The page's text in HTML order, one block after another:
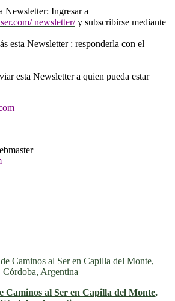
Newsletter: Ingresar a
newsletter/y subscribirse mediante
esta Newsletter : responderla con el
esta Newsletter a quien pueda estar
Caminos al Ser en Capilla del Monte,